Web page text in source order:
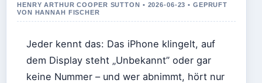
HENRY ARTHUR COOPER SUTTON • 2026-06-23 • GEPRUFT
VON HANNAH FISCHER
Jeder kennt das: Das iPhone klingelt, auf
dem Display steht „Unbekannt” oder gar
keine Nummer – und wer abnimmt, hört nur